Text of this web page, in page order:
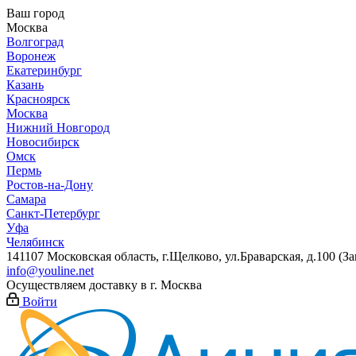
Ваш город
Москва
Волгоград
Воронеж
Екатеринбург
Казань
Красноярск
Москва
Нижний Новгород
Новосибирск
Омск
Пермь
Ростов-на-Дону
Самара
Санкт-Петербург
Уфа
Челябинск
141107 Московская область, г.Щелково, ул.Браварская, д.100
info@youline.net
Осуществляем доставку в г. Москва
Войти